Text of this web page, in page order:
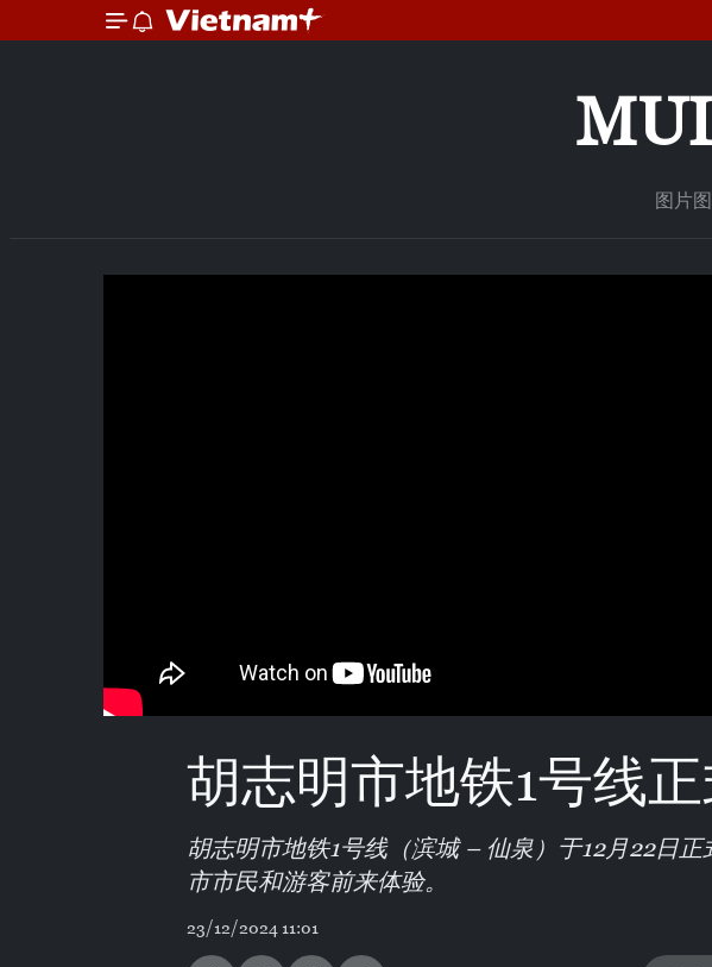
图片
胡志明市地铁1号线
胡志明市地铁1号线（滨城 – 仙泉）于12月22日
市市民和游客前来体验。
23/12/2024 11:01